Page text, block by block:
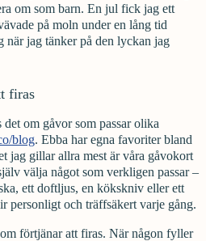
om som barn. En jul fick jag ett
på moln under en lång tid
jag tänker på den lyckan jag
firas
om gåvor som passar olika
blog. Ebba har egna favoriter bland
jag gillar allra mest är våra gåvokort
välja något som verkligen passar –
ett doftljus, en kökskniv eller ett
personligt och träffsäkert varje gång.
förtjänar att firas. När någon fyller